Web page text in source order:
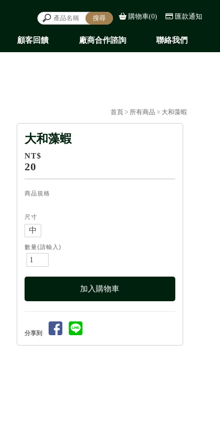
購物車(0) 匯款通知
顧客回饋 廠商合作諮詢 聯絡我們
首頁> 所有商品 > 大和藻蝦
大和藻蝦
NT$
20
商品規格
尺寸
中
數量(請輸入)
分享到